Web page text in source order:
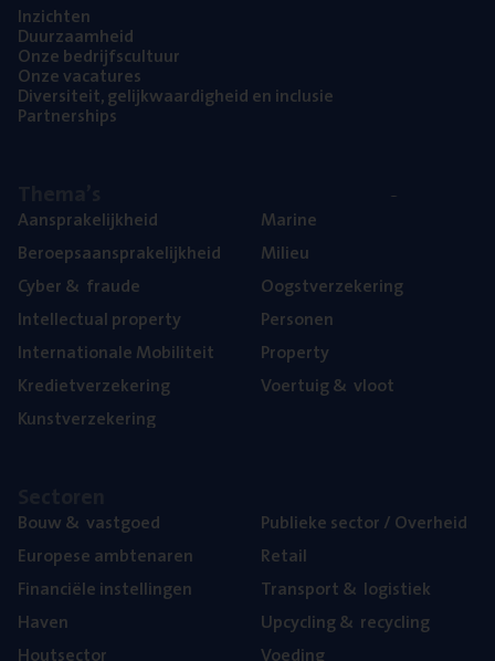
Inzich­ten
Duur­zaam­heid
Onze bedrijfs­cul­tuur
Onze vaca­tu­res
Diver­si­teit, gelijk­waar­dig­heid en inclusie
Part­ner­ships
Aan­spra­ke­lijk­heid
Beroeps­aan­spra­ke­lijk­heid
Cyber& fraude
Intel­lec­tu­al property
Inter­na­ti­o­na­le Mobiliteit
Kre­diet­ver­ze­ke­ring
Kunst­ver­ze­ke­ring
Mari­ne
Mili­eu
Oogst­ver­ze­ke­ring
Per­so­nen
Pro­per­ty
Voer­tuig& vloot
Bouw& vastgoed
Euro­pe­se ambtenaren
Finan­ci­ë­le instellingen
Haven
Hout­sec­tor
Publie­ke sec­tor / Overheid
Retail
Trans­port& logistiek
Upcy­cling& recycling
Voe­ding